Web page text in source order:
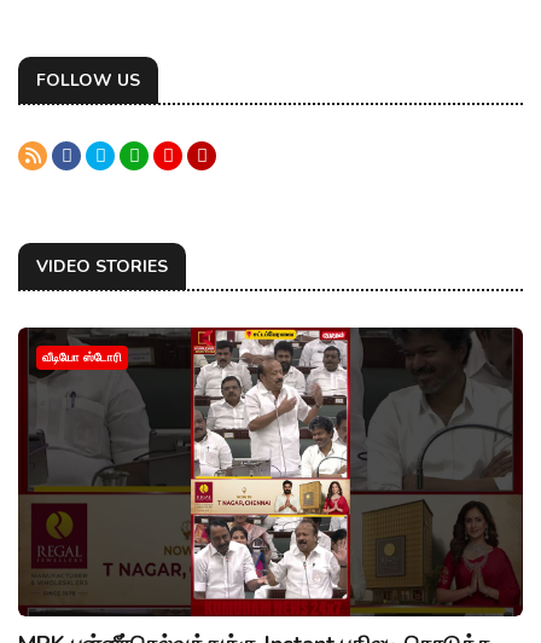
FOLLOW US
VIDEO STORIES
வீடியோ ஸ்டோரி